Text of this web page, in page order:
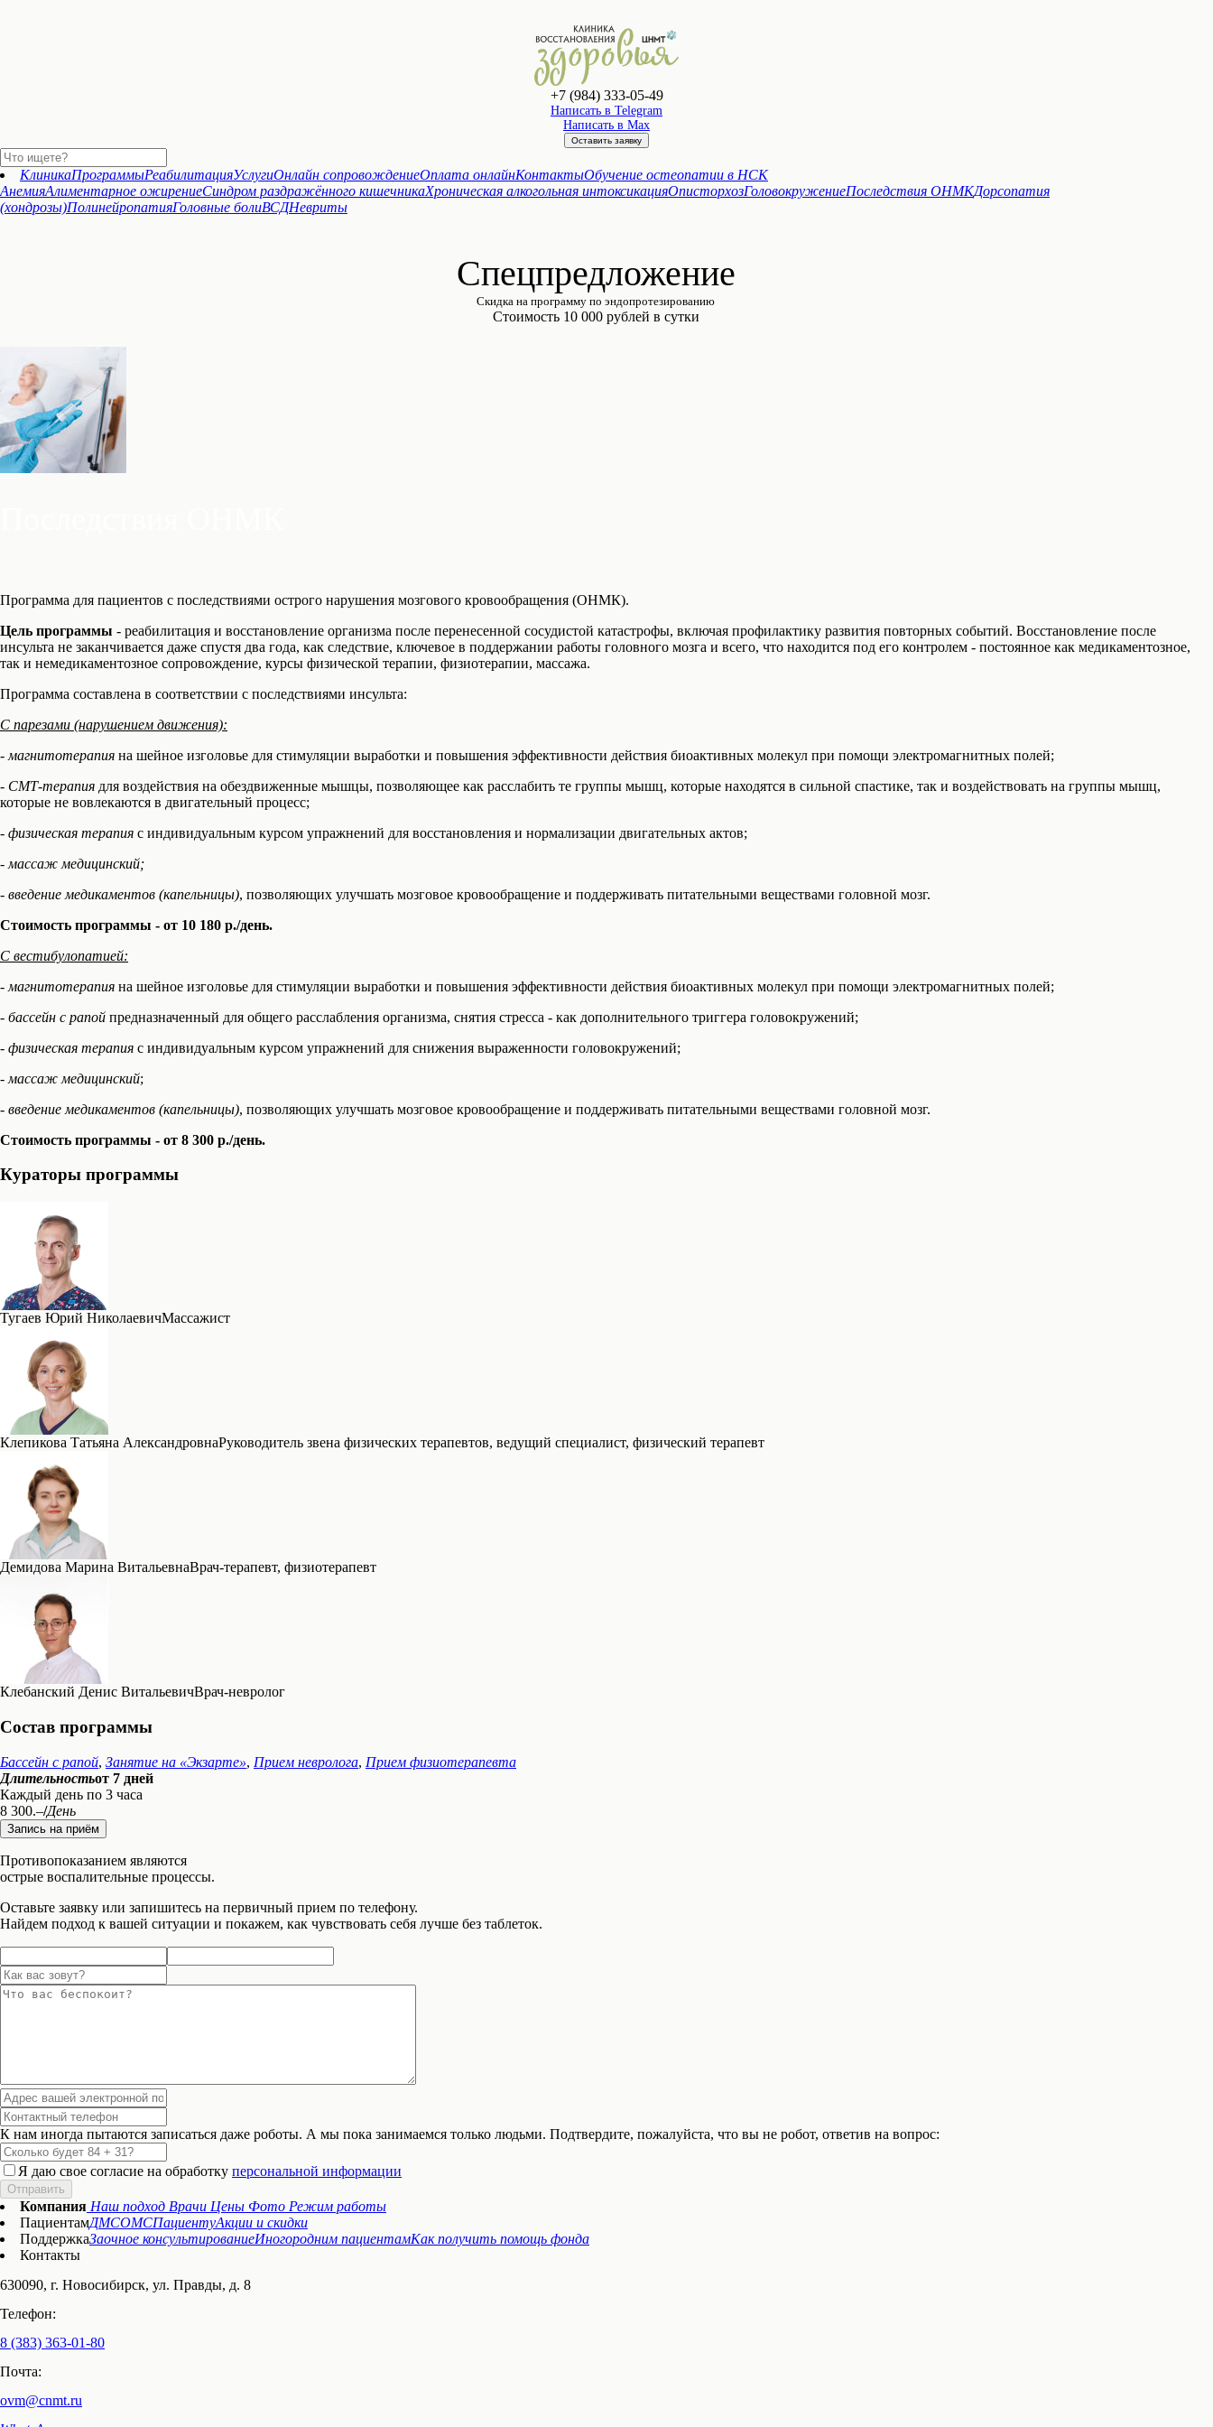
+7 (984) 333-05-49
Написать в Telegram
Написать в Max
Оставить заявку
КлиникаПрограммыРеабилитацияУслугиОнлайн сопровождениеОплата онлайнКонтактыОбучение остеопатии в НСК
АнемияАлиментарное ожирениеСиндром раздражённого кишечникаХроническая алкогольная интоксикацияОписторхозГоловокружениеПоследствия ОНМКДорсопатия
(хондрозы)ПолинейропатияГоловные болиВСДНевриты
Спецпредложение
Скидка на программу по эндопротезированию
Стоимость 10 000 рублей в сутки
Программа для пациентов с последствиями острого нарушения мозгового кровообращения (ОНМК).
Цель программы - реабилитация и восстановление организма после перенесенной сосудистой катастрофы, включая профилактику развития повторных событий. Восстановление после
инсульта не заканчивается даже спустя два года, как следствие, ключевое в поддержании работы головного мозга и всего, что находится под его контролем - постоянное как медикаментозное,
так и немедикаментозное сопровождение, курсы физической терапии, физиотерапии, массажа.
Программа составлена в соответствии с последствиями инсульта:
С парезами (нарушением движения):
- магнитотерапия на шейное изголовье для стимуляции выработки и повышения эффективности действия биоактивных молекул при помощи электромагнитных полей;
- СМТ-терапия для воздействия на обездвиженные мышцы, позволяющее как расслабить те группы мышц, которые находятся в сильной спастике, так и воздействовать на группы мышц,
которые не вовлекаются в двигательный процесс;
- физическая терапия с индивидуальным курсом упражнений для восстановления и нормализации двигательных актов;
- массаж медицинский;
- введение медикаментов (капельницы), позволяющих улучшать мозговое кровообращение и поддерживать питательными веществами головной мозг.
Стоимость программы - от 10 180 р./день.
С вестибулопатией:
- магнитотерапия на шейное изголовье для стимуляции выработки и повышения эффективности действия биоактивных молекул при помощи электромагнитных полей;
- бассейн с рапой предназначенный для общего расслабления организма, снятия стресса - как дополнительного триггера головокружений;
- физическая терапия с индивидуальным курсом упражнений для снижения выраженности головокружений;
- массаж медицинский;
- введение медикаментов (капельницы), позволяющих улучшать мозговое кровообращение и поддерживать питательными веществами головной мозг.
Стоимость программы - от 8 300 р./день.
Кураторы программы
Тугаев Юрий НиколаевичМассажист
Клепикова Татьяна АлександровнаРуководитель звена физических терапевтов, ведущий специалист, физический терапевт
Демидова Марина ВитальевнаВрач-терапевт, физиотерапевт
Клебанский Денис ВитальевичВрач-невролог
Состав программы
Бассейн с рапой, Занятие на «Экзарте», Прием невролога, Прием физиотерапевта
Длительностьот 7 дней
Каждый день по 3 часа
8 300.–/День
Запись на приём
Противопоказанием являются
острые воспалительные процессы.
Оставьте заявку или запишитесь на первичный прием по телефону.
Найдем подход к вашей ситуации и покажем, как чувствовать себя лучше без таблеток.
К нам иногда пытаются записаться даже роботы. А мы пока занимаемся только людьми. Подтвердите, пожалуйста, что вы не робот, ответив на вопрос:
Я даю свое согласие на обработку персональной информации
Отправить
Компания Наш подход Врачи Цены Фото Режим работы
ПациентамДМСОМСПациентуАкции и скидки
ПоддержкаЗаочное консультированиеИногородним пациентамКак получить помощь фонда
Контакты
630090, г. Новосибирск, ул. Правды, д. 8
Телефон:
8 (383) 363-01-80
Почта:
ovm@cnmt.ru